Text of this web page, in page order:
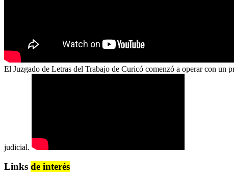
El Juzgado de Letras del Trabajo de Curicó comenzó a operar con un
judicial.
Links de interés